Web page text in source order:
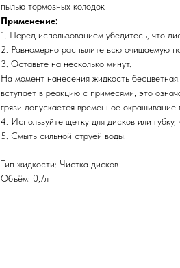
пылью тормозных колодок
Применение:
1. Перед использованием убедитесь, что
2. Равномерно распылите всю очищаемую
3. Оставьте на несколько минут.
На момент нанесения жидкость
вступает в реакцию с примесями, это
грязи допускается временное окрашивание
4. Используйте щетку для дисков или
5. Смыть сильной струей воды.
Тип жидкости: Чистка дисков
Объём: 0,7л